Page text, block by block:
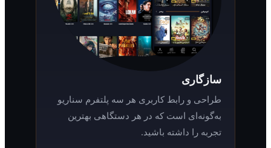
طراحی و رابط کاربری هر سه پلتفرم سناریو
به‌گونه‌ای است که در هر دستگاهی بهترین
تجربه را داشته باشید.